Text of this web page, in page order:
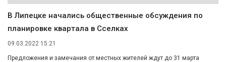
В Липецке начались общественные обсуждения по
планировке квартала в Сселках
09.03.2022 15:21
Предложения и замечания от местных жителей ждут до 31 марта